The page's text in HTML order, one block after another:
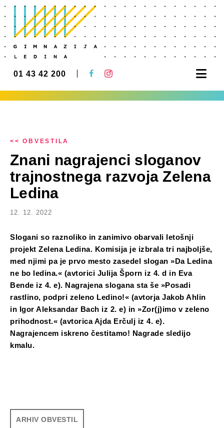
01 43 42 200
<< OBVESTILA
Znani nagrajenci sloganov
trajnostnega razvoja Zelena
Ledina
12. 12. 2022
Slogani so raznoliko in zanimivo obarvali letošnji
projekt Zelena Ledina. Komisija je izbrala tri najboljše,
med njimi pa je prvo mesto zasedel slogan »Da Ledina
ne bo ledina.« (avtorici Julija Šporn iz 4. d in Eva
Bende iz 4. e). Nagrajena slogana sta še »Posadi
rastlino, podpri zeleno Ledino!« (avtorja Jakob Ahlin
in Igor Aleksandar Bach iz 2. e) in »Zor(j)imo v zeleno
prihodnost.« (avtorica Ajda Erčulj iz 4. e).
Nagrajencem iskreno čestitamo! Nagrade sledijo
kmalu.
ARHIV OBVESTIL